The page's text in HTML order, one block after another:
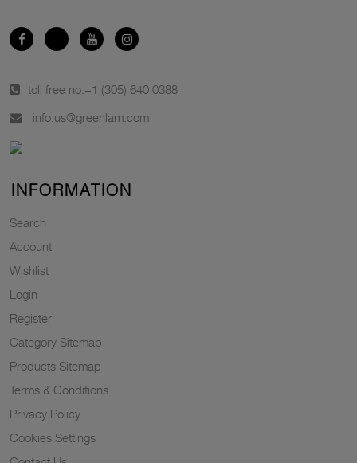
toll free no. +1 (305) 640 0388
info.us@greenlam.com
INFORMATION
Search
Account
Wishlist
Login
Register
Category Sitemap
Products Sitemap
Terms & Conditions
Privacy Policy
Cookies Settings